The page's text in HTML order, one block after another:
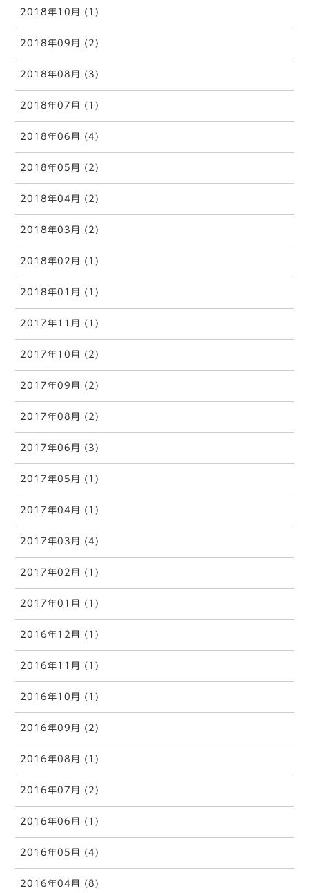
2018年10月 (1)
2018年09月 (2)
2018年08月 (3)
2018年07月 (1)
2018年06月 (4)
2018年05月 (2)
2018年04月 (2)
2018年03月 (2)
2018年02月 (1)
2018年01月 (1)
2017年11月 (1)
2017年10月 (2)
2017年09月 (2)
2017年08月 (2)
2017年06月 (3)
2017年05月 (1)
2017年04月 (1)
2017年03月 (4)
2017年02月 (1)
2017年01月 (1)
2016年12月 (1)
2016年11月 (1)
2016年10月 (1)
2016年09月 (2)
2016年08月 (1)
2016年07月 (2)
2016年06月 (1)
2016年05月 (4)
2016年04月 (8)